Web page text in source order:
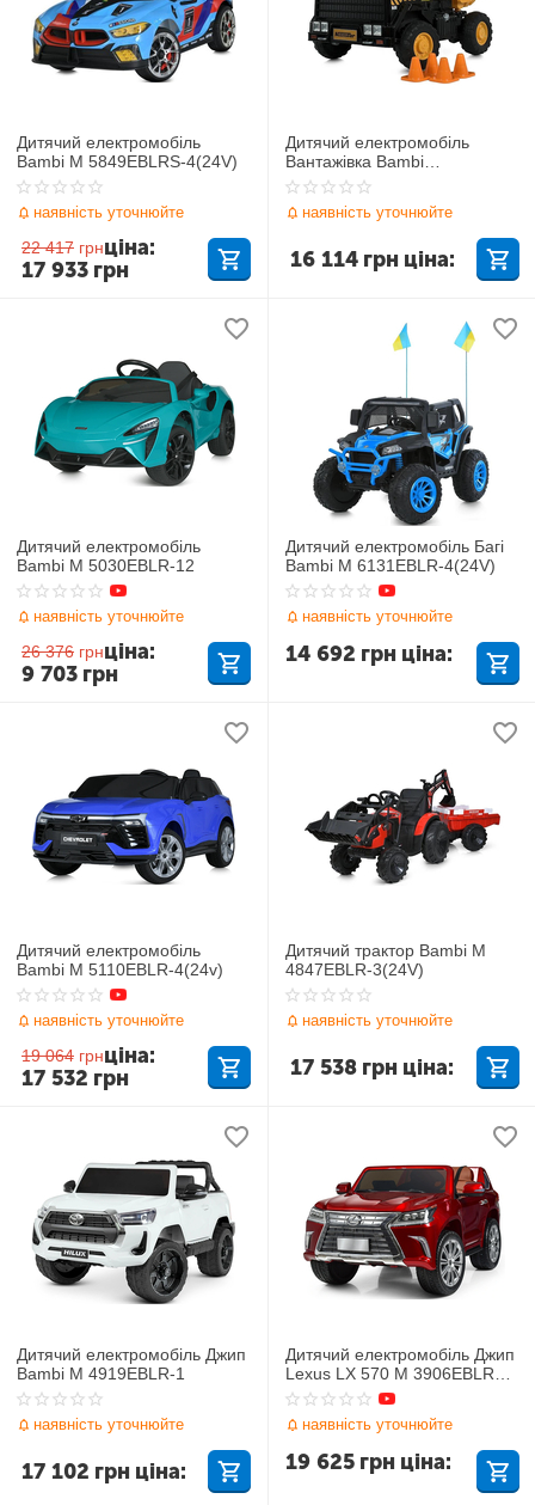
Дитячий електромобіль
Bambi M 5849EBLRS-4(24V)
наявність уточнюйте
22 417 грн
17 933 грн
ціна:
Дитячий електромобіль
Вантажівка Bambi
8500AEBLR-6(24V)
наявність уточнюйте
16 114 грн ціна:
Дитячий електромобіль
Bambi M 5030EBLR-12
наявність уточнюйте
26 376 грн
9 703 грн
ціна:
Дитячий електромобіль Багі
Bambi M 6131EBLR-4(24V)
наявність уточнюйте
14 692 грн ціна:
Дитячий електромобіль
Bambi M 5110EBLR-4(24v)
наявність уточнюйте
19 064 грн
17 532 грн
ціна:
Дитячий трактор Bambi M
4847EBLR-3(24V)
наявність уточнюйте
17 538 грн ціна:
Дитячий електромобіль Джип
Bambi M 4919EBLR-1
наявність уточнюйте
17 102 грн ціна:
Дитячий електромобіль Джип
Lexus LX 570 M 3906EBLRS-
3
наявність уточнюйте
19 625 грн ціна: